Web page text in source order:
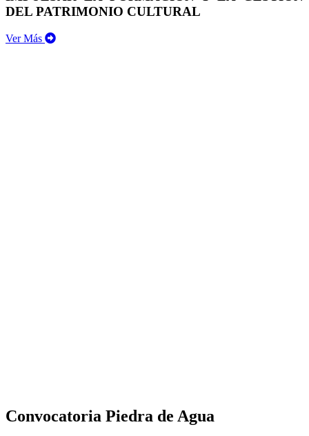
DEL PATRIMONIO CULTURAL
Ver Más
Convocatoria Piedra de Agua